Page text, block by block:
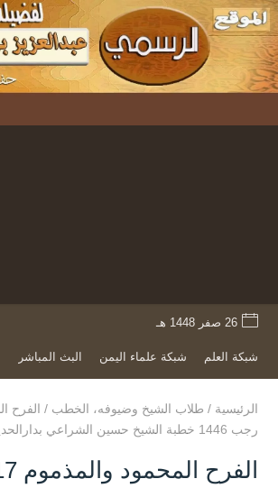
26 صفر 1448 هـ
شبكة العلم شبكة علماء اليمن البث المباشر
الرئيسية / طلاب الشيخ وضيوفه، الخطب /
رجب 1446 خطبة الشيخ حسين الشراعي بدارالحديث بمفرق حبيش